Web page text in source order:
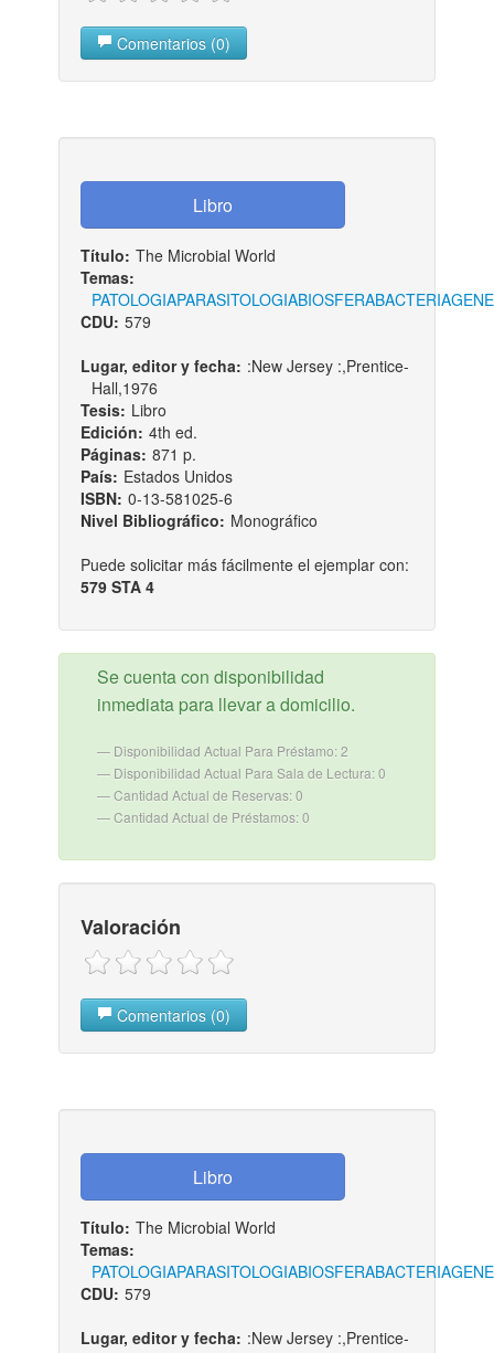
Comentarios (0)
Título: The Microbial World
Temas:
PATOLOGIAPARASITOLOGIABIOSFERABACTERIA
CDU: 579
Lugar, editor y fecha: :New Jersey :,Prentice-
Hall,1976
Tesis: Libro
Edición: 4th ed.
Páginas: 871 p.
País: Estados Unidos
ISBN: 0-13-581025-6
Nivel Bibliográfico: Monográfico
Puede solicitar más fácilmente el ejemplar con:
579 STA 4
Se cuenta con disponibilidad
inmediata para llevar a domicilio.
Disponibilidad Actual Para Préstamo: 2
Disponibilidad Actual Para Sala de Lectura: 0
Cantidad Actual de Reservas: 0
Cantidad Actual de Préstamos: 0
Valoración
Comentarios (0)
Título: The Microbial World
Temas:
PATOLOGIAPARASITOLOGIABIOSFERABACTERIA
CDU: 579
Lugar, editor y fecha: :New Jersey :,Prentice-